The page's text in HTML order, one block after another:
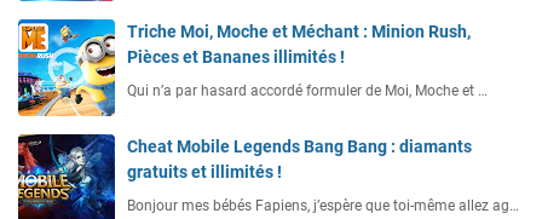
Triche Moi, Moche et Méchant : Minion Rush,
Pièces et Bananes illimités !
Qui n’a par hasard accordé formuler de Moi, Moche et …
Cheat Mobile Legends Bang Bang : diamants
gratuits et illimités !
Bonjour mes bébés Fapiens, j’espère que toi-même allez ag…